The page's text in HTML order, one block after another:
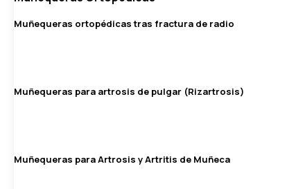
Muñequeras ortopédicas tras fractura de radio
Muñequeras para artrosis de pulgar (Rizartrosis)
Muñequeras para Artrosis y Artritis de Muñeca